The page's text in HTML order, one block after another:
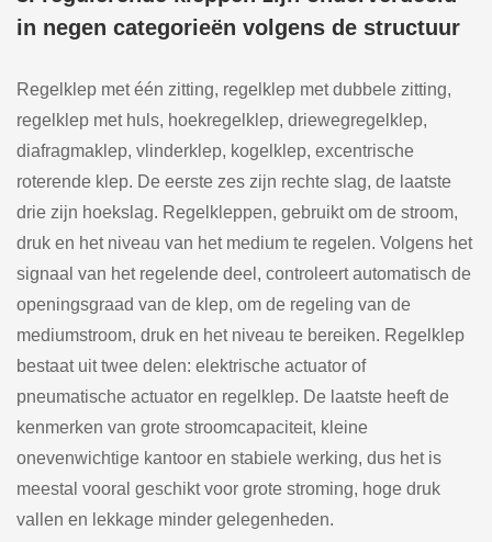
in negen categorieën volgens de structuur
Regelklep met één zitting, regelklep met dubbele zitting,
regelklep met huls, hoekregelklep, driewegregelklep,
diafragmaklep, vlinderklep, kogelklep, excentrische
roterende klep. De eerste zes zijn rechte slag, de laatste
drie zijn hoekslag. Regelkleppen, gebruikt om de stroom,
druk en het niveau van het medium te regelen. Volgens het
signaal van het regelende deel, controleert automatisch de
openingsgraad van de klep, om de regeling van de
mediumstroom, druk en het niveau te bereiken. Regelklep
bestaat uit twee delen: elektrische actuator of
pneumatische actuator en regelklep. De laatste heeft de
kenmerken van grote stroomcapaciteit, kleine
onevenwichtige kantoor en stabiele werking, dus het is
meestal vooral geschikt voor grote stroming, hoge druk
vallen en lekkage minder gelegenheden.